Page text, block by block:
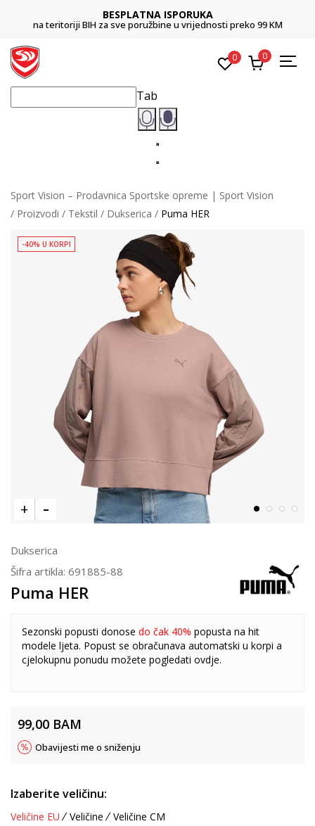
BESPLATNA ISPORUKA
na teritoriji BIH za sve poružbine u vrijednosti preko 99 KM
0 0
Tab
Sport Vision – Prodavnica Sportske opreme | Sport Vision
Proizvodi
Tekstil Dukserica Puma HER
-40% U KORPI
Dukserica
Šifra artikla: 691885-88
Puma HER
Sezonski popusti donose do čak 40% popusta na hit
modele ljeta. Popust se obračunava automatski u korpi a
cjelokupnu ponudu možete pogledati ovdje.
99,00 BAM
Obavijesti me o sniženju
Izaberite veličinu:
Veličine EU Veličine Veličine CM